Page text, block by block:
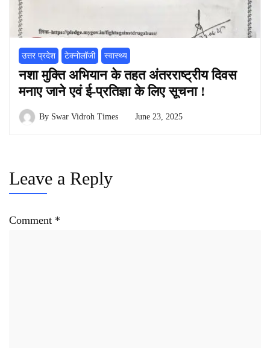
उत्तर प्रदेश टेक्नोलॉजी स्वास्थ्य
नशा मुक्ति अभियान के तहत अंतरराष्ट्रीय दिवस
मनाए जाने एवं ई-प्रतिज्ञा के लिए सूचना !
By Swar Vidroh Times June 23, 2025
Leave a Reply
Comment *